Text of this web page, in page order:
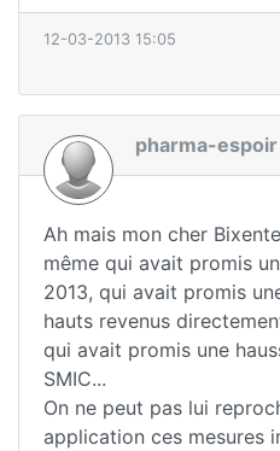
12-03-2013 15:05
pharma-espoir
Ah mais mon cher
même qui avait promis
2013, qui avait promis
hauts revenus
qui avait promis une
SMIC...
On ne peut pas lui
application ces mesures